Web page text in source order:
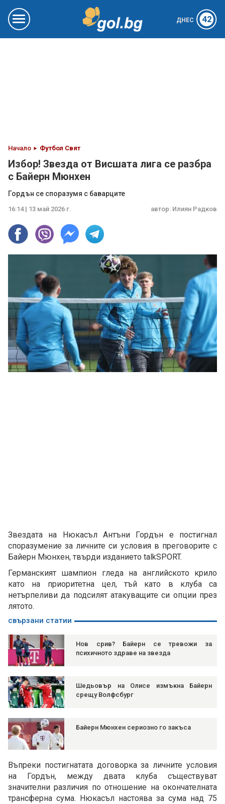
ДНЕС 42
Начало Футбол Свят
Избор! Звезда от Висшата лига се разбра
с Байерн Мюнхен
Гордън се споразумя с баварците
16:14 | 13 май 2026 г. автор: Илиян Радков
Звездата на Нюкасъл Антъни Гордън е постигнал
споразумение за личните си условия в преговорите с
Байерн Мюнхен, твърди изданието talkSPORT.
Германският шампион гледа на английското крило
като на приоритетна цел, тъй като в клуба са
нетърпеливи да подсилят атакуващите си опции през
лятото.
свързани статии
Нов срив? Байерн се тревожи за
психичното здраве на звезда
Шедьовър на Олисе измъкна Байерн
срещу Волфсбург
Байерн Мюнхен сериозно го закъса
Въпреки постигнатата договорка за личните условия
на Гордън, между двата клуба съществуват
значителни различия по отношение на окончателната
трансферна сума. Нюкасъл настоява за сума над 75